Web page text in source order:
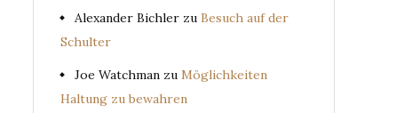
Alexander Bichler zu Besuch auf der
Schulter
Joe Watchman zu Möglichkeiten
Haltung zu bewahren